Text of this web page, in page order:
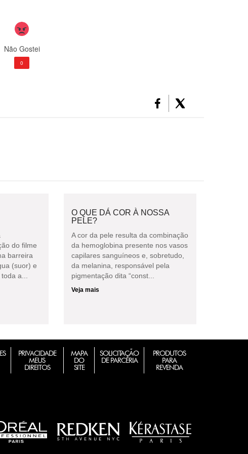
Não Gostei
0
do filme
barreira
(suor) e
a...
O QUE DÁ COR À NOSSA
PELE?
A cor da pele resulta da combinação
da hemoglobina presente nos vasos
capilares sanguíneos e, sobretudo,
da melanina, responsável pela
pigmentação dita “const...
Veja mais
PRIVACIDADE
MEUS
DIREITOS
MAPA
DO
SITE
SOLICITAÇÃO
DE PARCERIA
PRODUTOS
PARA
REVENDA